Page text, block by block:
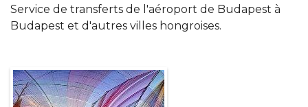
Service de transferts de l'aéroport de Budapest à
Budapest et d'autres villes hongroises.